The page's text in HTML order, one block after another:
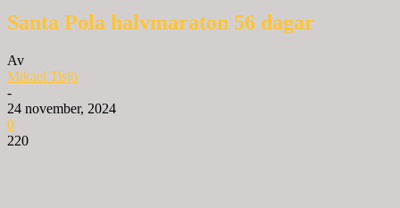
Santa Pola halvmaraton 56 dagar
Av
Mikael Tisjö
-
24 november, 2024
0
220